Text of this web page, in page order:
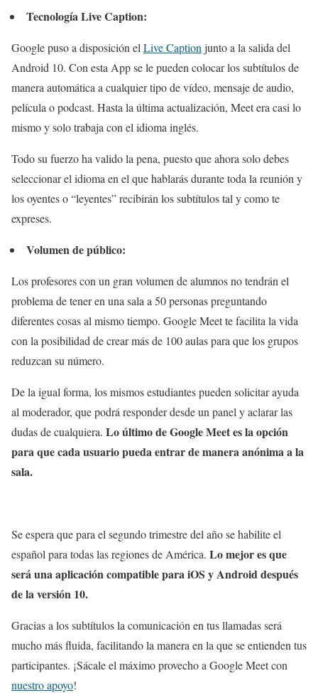
Tecnología Live Caption:
Google puso a disposición el Live Caption junto a la salida del
Android 10. Con esta App se le pueden colocar los subtítulos de
manera automática a cualquier tipo de vídeo, mensaje de audio,
película o podcast. Hasta la última actualización, Meet era casi lo
mismo y solo trabaja con el idioma inglés.
Todo su fuerzo ha valido la pena, puesto que ahora solo debes
seleccionar el idioma en el que hablarás durante toda la reunión y
los oyentes o “leyentes” recibirán los subtítulos tal y como te
expreses.
Volumen de público:
Los profesores con un gran volumen de alumnos no tendrán el
problema de tener en una sala a 50 personas preguntando
diferentes cosas al mismo tiempo. Google Meet te facilita la vida
con la posibilidad de crear más de 100 aulas para que los grupos
reduzcan su número.
De la igual forma, los mismos estudiantes pueden solicitar ayuda
al moderador, que podrá responder desde un panel y aclarar las
dudas de cualquiera. Lo último de Google Meet es la opción
para que cada usuario pueda entrar de manera anónima a la
sala.
Se espera que para el segundo trimestre del año se habilite el
español para todas las regiones de América. Lo mejor es que
será una aplicación compatible para iOS y Android después
de la versión 10.
Gracias a los subtítulos la comunicación en tus llamadas será
mucho más fluida, facilitando la manera en la que se entienden tus
participantes. ¡Sácale el máximo provecho a Google Meet con
nuestro apoyo!